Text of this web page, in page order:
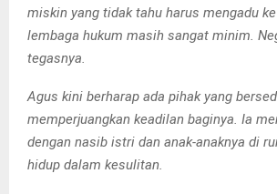
miskin yang tidak tahu harus mengadu
lembaga hukum masih sangat minim.
tegasnya.
Agus kini berharap ada pihak yang
memperjuangkan keadilan baginya. Ia
dengan nasib istri dan anak-anaknya di
hidup dalam kesulitan.